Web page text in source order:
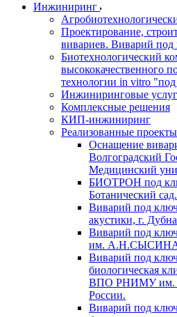
Инжиниринг
Проектирование,
вивариев. Виварий под
Биотехнологический
высококачественного
технологии in vitro
Инжиниринговые
Комплексные решения
КИП-инжиниринг
Реализованные проекты
Оснащение
Волгоградский
Медицинский
БИОТРОН под
Ботанический
Виварий под
акустики, г. Дубна
Виварий под
им.
Виварий под
биологическая
ВПО РНИМУ им.
России.
Виварий под